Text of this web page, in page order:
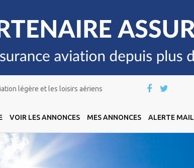
légère et les loisirs aériens
VOIR LES ANNONCES MES ANNONCES ALERTE MAIL